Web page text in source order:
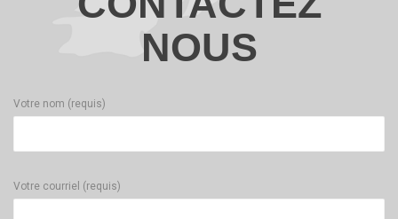
NOUS
Votre nom (requis)
Votre courriel (requis)